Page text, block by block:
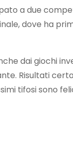
a due
dove ha
dai giochi
Risultati
tifosi sono